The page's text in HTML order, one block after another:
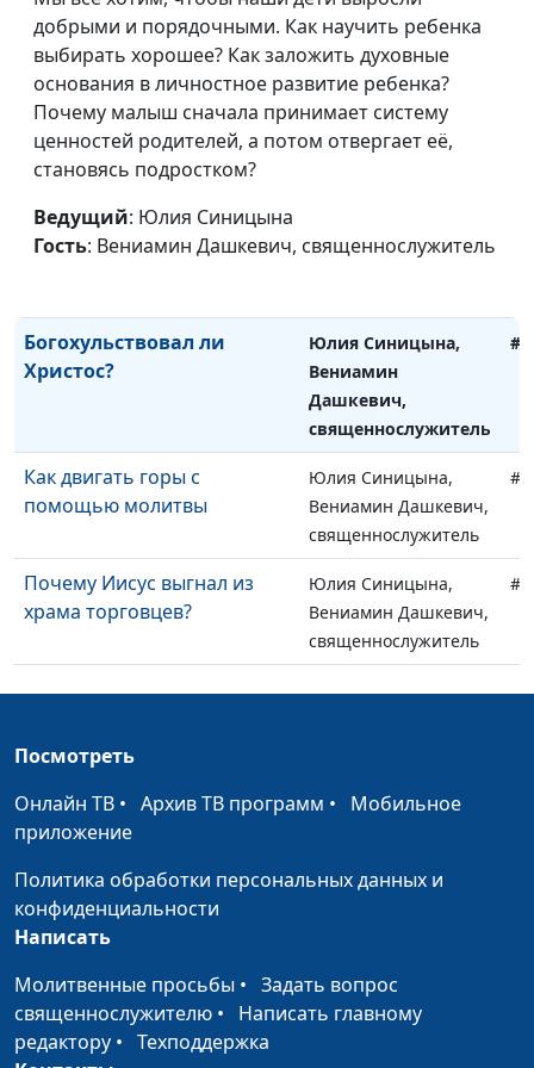
добрыми и порядочными. Как научить ребенка
выбирать хорошее? Как заложить духовные
основания в личностное развитие ребенка?
Почему малыш сначала принимает систему
ценностей родителей, а потом отвергает её,
становясь подростком?
Ведущий: Юлия Синицына
Гость: Вениамин Дашкевич, священнослужитель
Главная цель жертвы
Иисуса Христа
Юлия Синицына,
Вениамин Дашкевич,
священнослужитель
Что важно знать о втором
исходе
Юлия Синицына,
Вениамин Дашкевич,
Странные требования
Юлия Синицына,
Вениамин Дашкевич,
Богохульствовал ли
Христос?
Юлия Синицына,
Вениамин
Дашкевич,
священнослужитель
Как двигать горы с
помощью молитвы
Юлия Синицына,
Вениамин Дашкевич,
священнослужитель
Почему Иисус выгнал из
храма торговцев?
Юлия Синицына,
Вениамин Дашкевич,
священнослужитель
В чём был виноват Иисус
Юлия Синицына,
Чего ожидали люди от
Христа?
Юлия Синицына,
Что отвечал Иисус на
сложные вопросы?
Эмоции и чувства в жизни
верующего
Юлия Синицына,
Посмотреть
Онлайн ТВ • Архив ТВ программ • Мобильное
приложение
Политика обработки персональных данных и
конфиденциальности
Написать
Молитвенные просьбы • Задать вопрос
священнослужителю • Написать главному
редактору • Техподдержка